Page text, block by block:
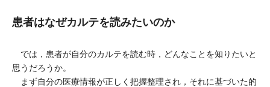
患者はなぜカルテを読みたいのか
では，患者が自分のカルテを読む時，どんなことを知りたいと
思うだろうか。
まず自分の医療情報が正しく把握整理され，それに基づいた的